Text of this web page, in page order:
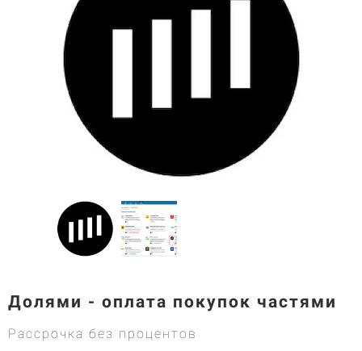
Долями - оплата покупок частями
Рассрочка без процентов